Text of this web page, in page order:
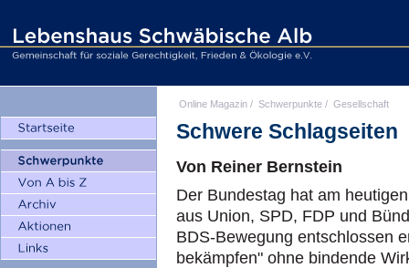
Online Magazin / Schwerpunkte / Gesellschaft
Schwere Schlagseiten
Von Reiner Bernstein
Der Bundestag hat am
aus Union, SPD, FDP und
BDS-Bewegung entschlossen
bekämpfen" ohne bindende